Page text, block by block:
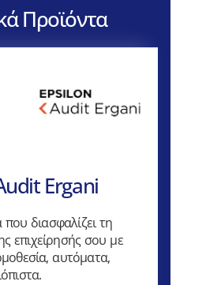
Προϊόντα
Ergani
διασφαλίζει τη
επιχείρησής σου με
αυτόματα,